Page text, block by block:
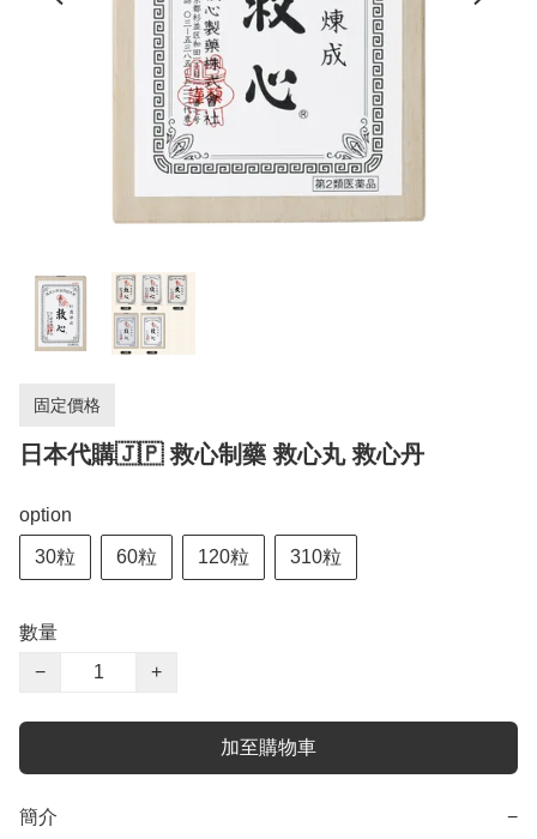
固定價格
日本代購🇯🇵 救心制藥 救心丸 救心丹
option
30粒 60粒 120粒 310粒
數量
−
+
加至購物車
簡介 −